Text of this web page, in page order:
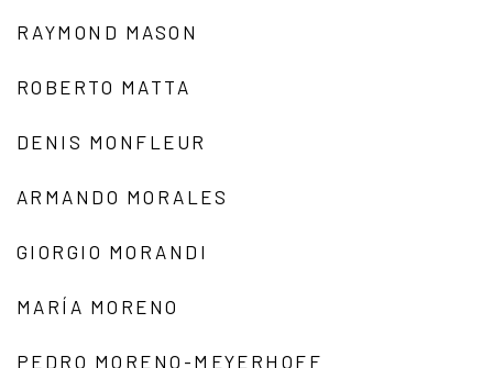
RAYMOND MASON
ROBERTO MATTA
DENIS MONFLEUR
ARMANDO MORALES
GIORGIO MORANDI
MARÍA MORENO
PEDRO MORENO-MEYERHOFF